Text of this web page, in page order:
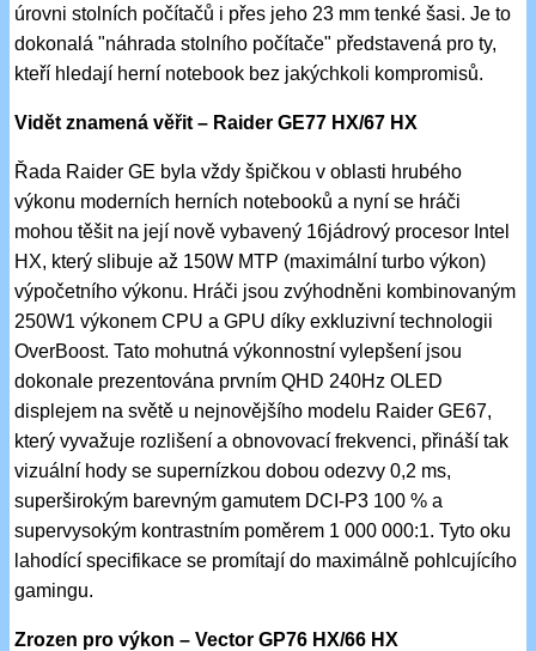
úrovni stolních počítačů i přes jeho 23 mm tenké šasi. Je to
dokonalá "náhrada stolního počítače" představená pro ty,
kteří hledají herní notebook bez jakýchkoli kompromisů.
Vidět znamená věřit – Raider GE77 HX/67 HX
Řada Raider GE byla vždy špičkou v oblasti hrubého
výkonu moderních herních notebooků a nyní se hráči
mohou těšit na její nově vybavený 16jádrový procesor Intel
HX, který slibuje až 150W MTP (maximální turbo výkon)
výpočetního výkonu. Hráči jsou zvýhodněni kombinovaným
250W1 výkonem CPU a GPU díky exkluzivní technologii
OverBoost. Tato mohutná výkonnostní vylepšení jsou
dokonale prezentována prvním QHD 240Hz OLED
displejem na světě u nejnovějšího modelu Raider GE67,
který vyvažuje rozlišení a obnovovací frekvenci, přináší tak
vizuální hody se supernízkou dobou odezvy 0,2 ms,
superširokým barevným gamutem DCI-P3 100 % a
supervysokým kontrastním poměrem 1 000 000:1. Tyto oku
lahodící specifikace se promítají do maximálně pohlcujícího
gamingu.
Zrozen pro výkon – Vector GP76 HX/66 HX